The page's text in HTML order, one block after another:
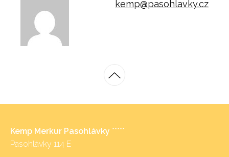
kemp@pasohlavky.cz
Kemp Merkur Pasohlávky *****
Pasohlávky 114 E